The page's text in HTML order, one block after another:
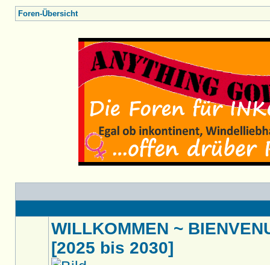
Foren-Übersicht
WILLKOMMEN ~
[2025 bis 2030]